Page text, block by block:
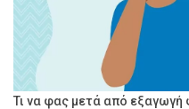
Τι να φας μετά από εξαγωγή